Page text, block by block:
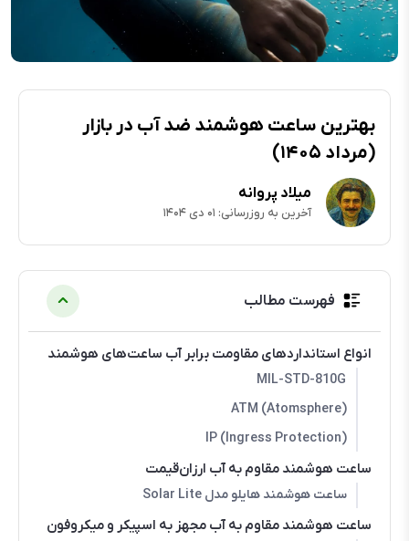
بهترین ساعت هوشمند ضد آب در بازار
(مرداد ۱۴۰۵)
میلاد پروانه
آخرین به روزرسانی: ۰۱ دی ۱۴۰۴
فهرست مطالب
انواع استانداردهای مقاومت برابر آب ساعت‌های هوشمند
(ATM (Atomsphere
IP (Ingress Protection)
ساعت هوشمند مقاوم به آب ارزان‌قیمت
ساعت هوشمند هایلو مدل Solar Lite
ساعت هوشمند مقاوم به آب مجهز به اسپیکر و میکروفون